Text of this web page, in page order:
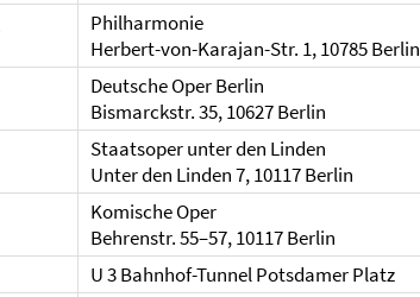
Philharmonie
Herbert-von-Karajan-Str. 1, 10785 Berlin
Deutsche Oper Berlin
Bismarckstr. 35, 10627 Berlin
Staatsoper unter den Linden
Unter den Linden 7, 10117 Berlin
Komische Oper
Behrenstr. 55–57, 10117 Berlin
U 3 Bahnhof-Tunnel Potsdamer Platz